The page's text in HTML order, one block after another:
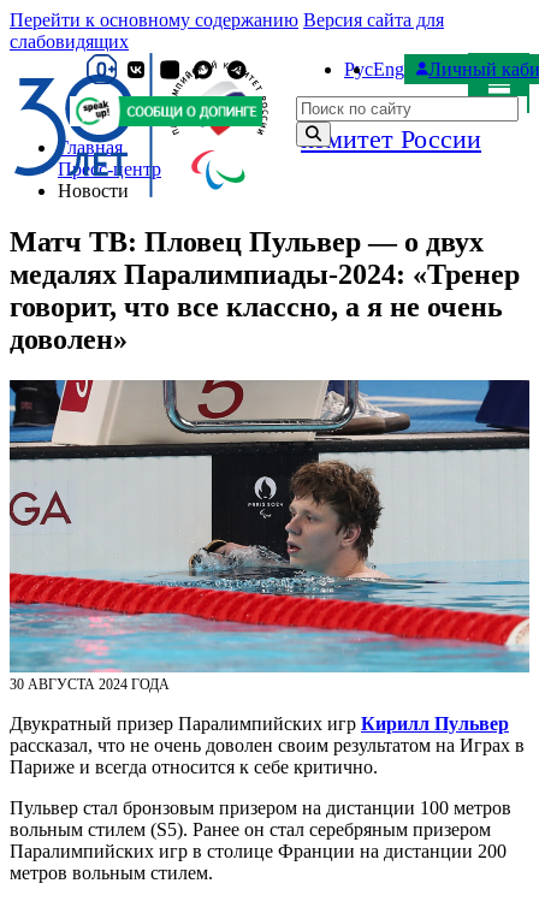
Перейти к основному содержанию Версия сайта для
слабовидящих
Паралимпийский
комитет России
РусEng
Личный
Поиск по сайту
Главная
Пресс-центр
Новости
Матч ТВ: Пловец Пульвер — о двух
медалях Паралимпиады‑2024: «Тренер
говорит, что все классно, а я не очень
доволен»
30 АВГУСТА 2024 ГОДА
Двукратный призер Паралимпийских игр Кирилл Пульвер
рассказал, что не очень доволен своим результатом на Играх в
Париже и всегда относится к себе критично.
Пульвер стал бронзовым призером на дистанции 100 метров
вольным стилем (S5). Ранее он стал серебряным призером
Паралимпийских игр в столице Франции на дистанции 200
метров вольным стилем.